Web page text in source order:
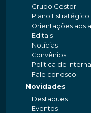
Grupo Gestor
Plano Estratégico
Orientações aos
Editais
Notícias
Convênios
Política de
Fale conosco
Novidades
Destaques
Eventos